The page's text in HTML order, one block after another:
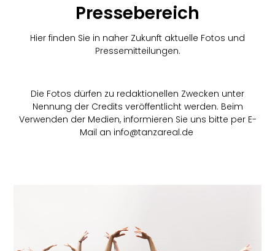
Pressebereich
Hier finden Sie in naher Zukunft aktuelle Fotos und
Pressemitteilungen.
Die Fotos dürfen zu redaktionellen Zwecken unter
Nennung der Credits veröffentlicht werden. Beim
Verwenden der Medien, informieren Sie uns bitte per E-
Mail an info@tanzareal.de